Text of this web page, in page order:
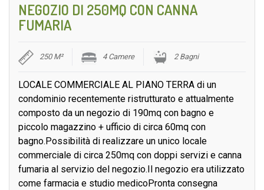
NEGOZIO DI 250MQ CON CANNA
FUMARIA
250 M² 4 Camere 2 Bagni
LOCALE COMMERCIALE AL PIANO TERRA di un
condominio recentemente ristrutturato e attualmente
composto da un negozio di 190mq con bagno e
piccolo magazzino + ufficio di circa 60mq con
bagno.Possibilità di realizzare un unico locale
commerciale di circa 250mq con doppi servizi e canna
fumaria al servizio del negozio.Il negozio era utilizzato
come farmacia e studio medicoPronta consegna